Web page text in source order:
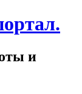
и